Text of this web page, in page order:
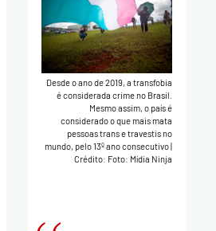
Desde o ano de 2019, a transfobia
é considerada crime no Brasil.
Mesmo assim, o país é
considerado o que mais mata
pessoas trans e travestis no
mundo, pelo 13º ano consecutivo|
Crédito: Foto: Mídia Ninja